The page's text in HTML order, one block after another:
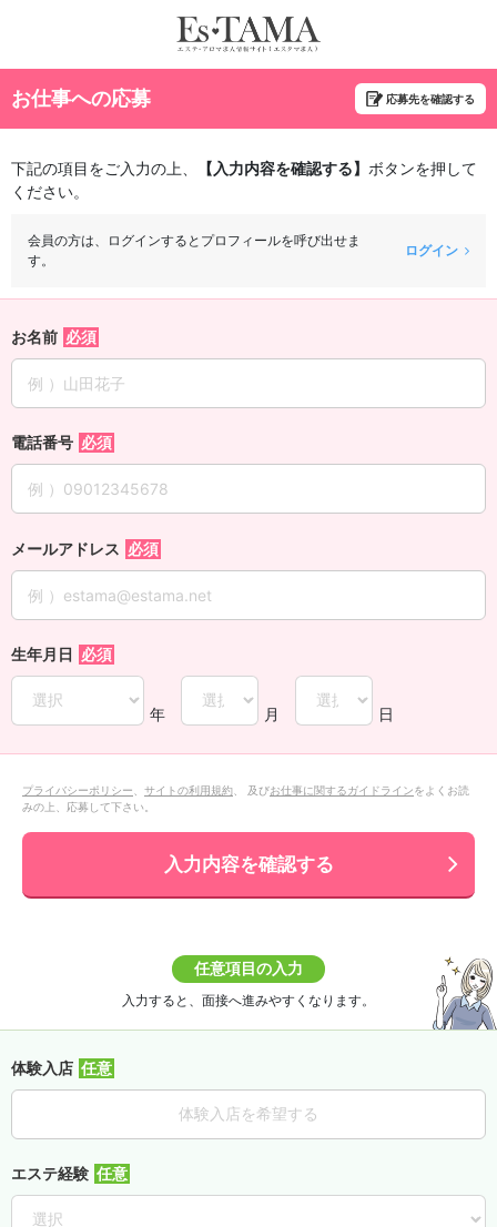
お仕事への応募 応募先を確認する
下記の項目をご入力の上、 【入力内容を確認する】 ボタンを押して
ください。
会員の方は、ログインするとプロフィールを呼び出せま
す。
ログイン
お名前
電話番号
メールアドレス
生年月日
年 月 日
プライバシーポリシー サイトの利用規約 、 及びお仕事に関するガイドラインをよくお読
みの上、応募して下さい。
入力内容を確認する
任意項目の入力
入力すると、面接へ進みやすくなります。
体験入店
体験入店を希望する
エステ経験